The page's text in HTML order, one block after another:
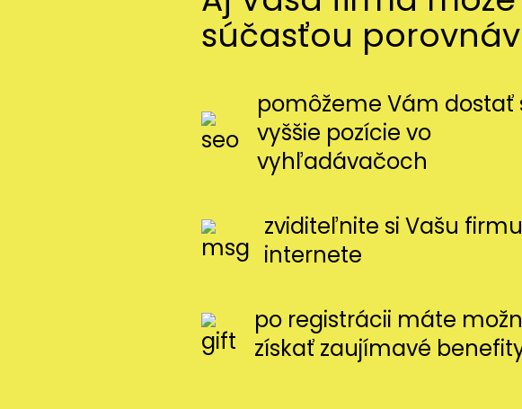
súčasťou
pomôžeme Vám dostať
vyššie pozície vo
vyhľadávačoch
zviditeľnite si Vašu
internete
po registrácii máte
získať zaujímavé